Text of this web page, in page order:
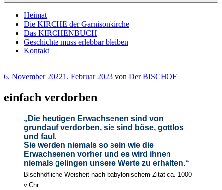
Heimat
Die KIRCHE der Garnisonkirche
Das KIRCHENBUCH
Geschichte muss erlebbar bleiben
Kontakt
Veröffentlicht
6. November 20221. Februar 2023 von Der BISCHOF
einfach verdorben
„Die heutigen Erwachsenen sind von
grundauf verdorben, sie sind böse, gottlos
und faul.
Sie werden niemals so sein wie die
Erwachsenen vorher und es wird ihnen
niemals gelingen unsere Werte zu erhalten.“
Bischhöfliche Weisheit nach babylonischem Zitat ca. 1000
v.Chr.